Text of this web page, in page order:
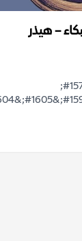
– هيذر
&#1607;&#1584;&#1575;